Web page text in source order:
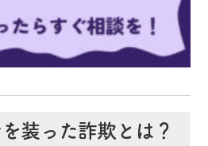
装った詐欺とは？